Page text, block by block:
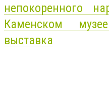
непокоренного
Каменском
выставка